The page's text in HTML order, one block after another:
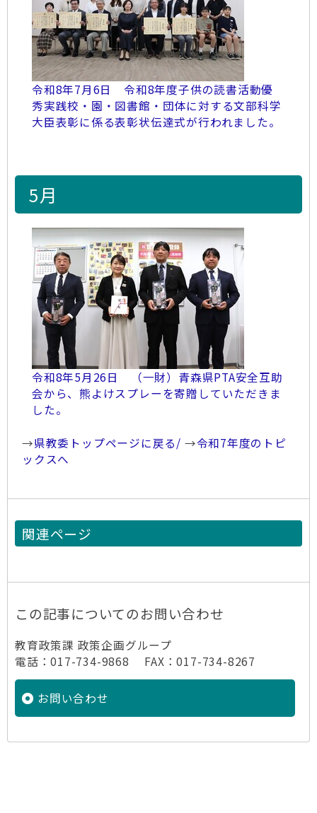
令和8年7月6日 令和8年度子供の読書活動優
秀実践校・園・図書館・団体に対する文部科学
大臣表彰に係る表彰状伝達式が行われました。
5月
令和8年5月26日 （一財）青森県PTA安全互助
会から、熊よけスプレーを寄贈していただきま
した。
→県教委トップページに戻る/ →令和7年度のトピ
ックスへ
関連ページ
この記事についてのお問い合わせ
教育政策課 政策企画グループ
電話：017-734-9868 FAX：017-734-8267
お問い合わせ